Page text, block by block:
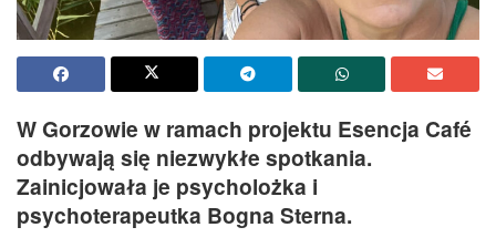
W Gorzowie w ramach projektu Esencja Café
odbywają się niezwykłe spotkania.
Zainicjowała je psycholożka i
psychoterapeutka Bogna Sterna.